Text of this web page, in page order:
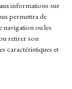
informations sur
permettra de
navigation ou les
retirer son
caractéristiques et